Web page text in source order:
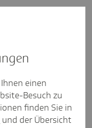
ihre Erfolge
einen
Besuch zu
finden Sie in
und der Übersicht